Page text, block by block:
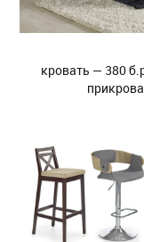
кровать — 380